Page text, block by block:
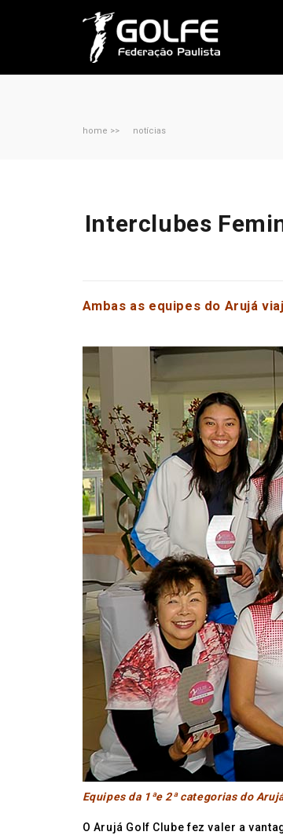
home >> notícias
Interclubes
Ambas as equipes do Arujá
Equipes da 1ªe 2ª categorias do
O Arujá Golf Clube fez valer a